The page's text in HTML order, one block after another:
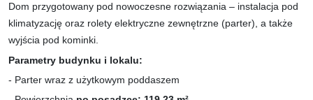
Dom przygotowany pod nowoczesne rozwiązania – instalacja pod
klimatyzację oraz rolety elektryczne zewnętrzne (parter), a także
wyjścia pod kominki.
Parametry budynku i lokalu:
- Parter wraz z użytkowym poddaszem